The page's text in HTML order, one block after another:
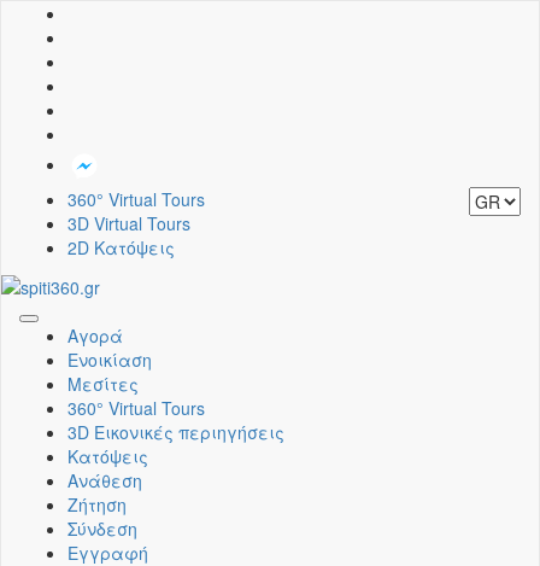
360° Virtual Tours
3D Virtual Tours
2D Κατόψεις
Toggle
navigation
Αγορά
Ενοικίαση
Μεσίτες
360° Virtual Tours
3D Εικονικές περιηγήσεις
Κατόψεις
Ανάθεση
Ζήτηση
Σύνδεση
Εγγραφή